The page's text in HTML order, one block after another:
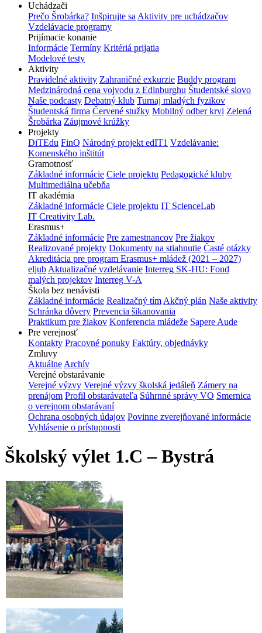
Uchádzači
Prečo Šrobárka? Inšpirujte sa Aktivity pre uchádzačov
Vzdelávacie programy
Prijímacie konanie
Informácie Termíny Kritériá prijatia
Modelové testy
Aktivity
Pravidelné aktivity Zahraničné exkurzie Buddy program
Medzinárodná cena vojvodu z Edinburghu Študentské slovo
Naše podcasty Debatný klub Turnaj mladých fyzikov
Študentská firma Červené stužky Mobilný odber krvi Zelená
Šrobárka Záujmové krúžky
Projekty
DiTEdu FinQ Národný projekt edIT1 Vzdelávanie:
Komenského inštitút
Gramotnosť
Základné informácie Ciele projektu Pedagogické kluby
Multimediálna učebňa
IT akadémia
Základné informácie Ciele projektu IT ScienceLab
IT Creativity Lab.
Erasmus+
Základné informácie Pre zamestnancov Pre žiakov
Realizované projekty Dokumenty na stiahnutie Časté otázky
Akreditácia pre program Erasmus+ mládež (2021 – 2027)
eljub Aktualizačné vzdelávanie Interreg SK-HU: Fond
malých projektov Interreg V-A
Škola bez nenávisti
Základné informácie Realizačný tím Akčný plán Naše aktivity
Schránka dôvery Prevencia šikanovania
Praktikum pre žiakov Konferencia mládeže Sapere Aude
Pre verejnosť
Kontakty Pracovné ponuky Faktúry, objednávky
Zmluvy
Aktuálne Archív
Verejné obstarávanie
Verejné výzvy Verejné výzvy školská jedáleň Zámery na
prenájom Profil obstarávateľa Súhrnné správy VO Smernica
o verejnom obstarávaní
Ochrana osobných údajov Povinne zverejňované informácie
Vyhlásenie o prístupnosti
Školský výlet 1.C – Bystrá